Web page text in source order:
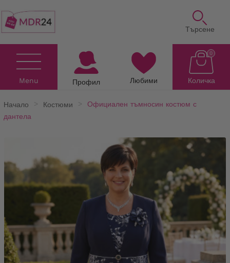
Търсене
Menu Профил Любими Количка
0
Начало Костюми
Официален тъмносин костюм с
дантела